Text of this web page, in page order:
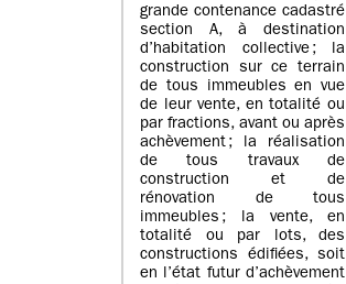
grande contenance cadastré
section A, à destination
d’habitation collective ; la
construction sur ce terrain
de tous immeubles en vue
de leur vente, en totalité ou
par fractions, avant ou après
achèvement ; la réalisation
de tous travaux de
construction et de
rénovation de tous
immeubles ; la vente, en
totalité ou par lots, des
constructions édifiées, soit
en l’état futur d’achèvement